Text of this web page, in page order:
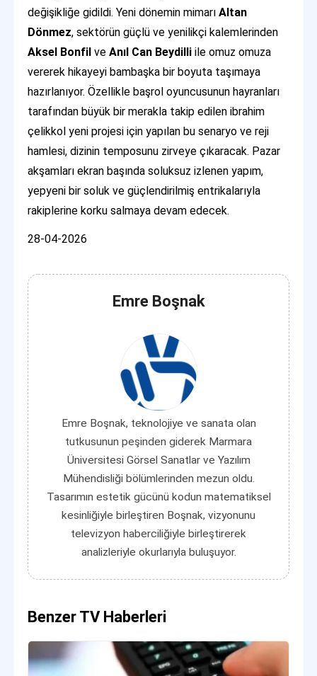
değişikliğe gidildi. Yeni dönemin mimarıAltan
Dönmez, sektörün güçlü ve yenilikçi kalemlerinden
Aksel Bonfil veAnıl Can Beydilli ile omuz omuza
vererek hikayeyi bambaşka bir boyuta taşımaya
hazırlanıyor. Özellikle başrol oyuncusunun hayranları
tarafından büyük bir merakla takip edilen ibrahim
çelikkol yeni projesi için yapılan bu senaryo ve reji
hamlesi, dizinin temposunu zirveye çıkaracak. Pazar
akşamları ekran başında soluksuz izlenen yapım,
yepyeni bir soluk ve güçlendirilmiş entrikalarıyla
rakiplerine korku salmaya devam edecek.
28-04-2026
Emre Boşnak
Emre Boşnak, teknolojiye ve sanata olan
tutkusunun peşinden giderek Marmara
Üniversitesi Görsel Sanatlar ve Yazılım
Mühendisliği bölümlerinden mezun oldu.
Tasarımın estetik gücünü kodun matematiksel
kesinliğiyle birleştiren Boşnak, vizyonunu
televizyon haberciliğiyle birleştirerek
analizleriyle okurlarıyla buluşuyor.
Benzer TV Haberleri